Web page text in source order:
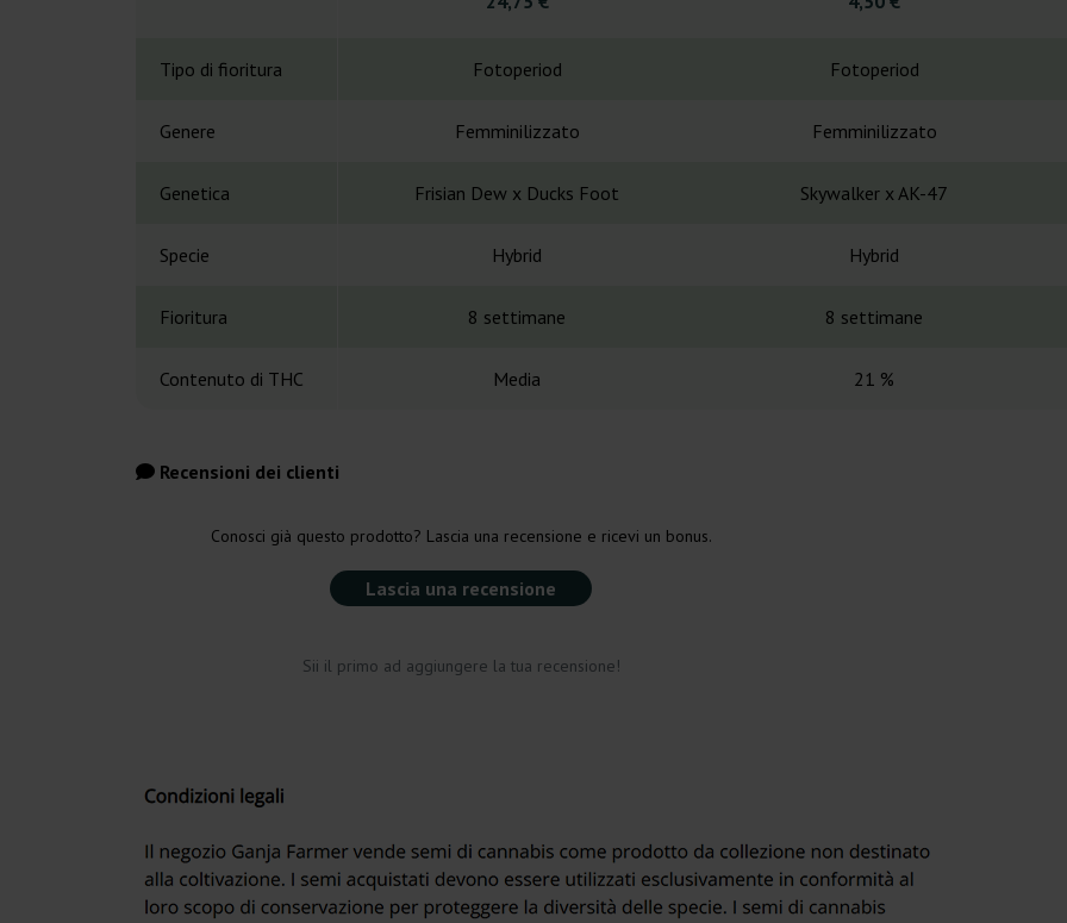
Tipo di fioritura Fotoperiod Fotoperiod
Genere Femminilizzato Femminilizzato
Genetica Frisian Dew x Ducks Foot Skywalker x AK-47
Specie Hybrid Hybrid
Fioritura 8 settimane 8 settimane
Contenuto di THC Media 21 %
Recensioni dei clienti
Conosci già questo prodotto? Lascia una recensione e ricevi un bonus.
Lascia una recensione
Sii il primo ad aggiungere la tua recensione!